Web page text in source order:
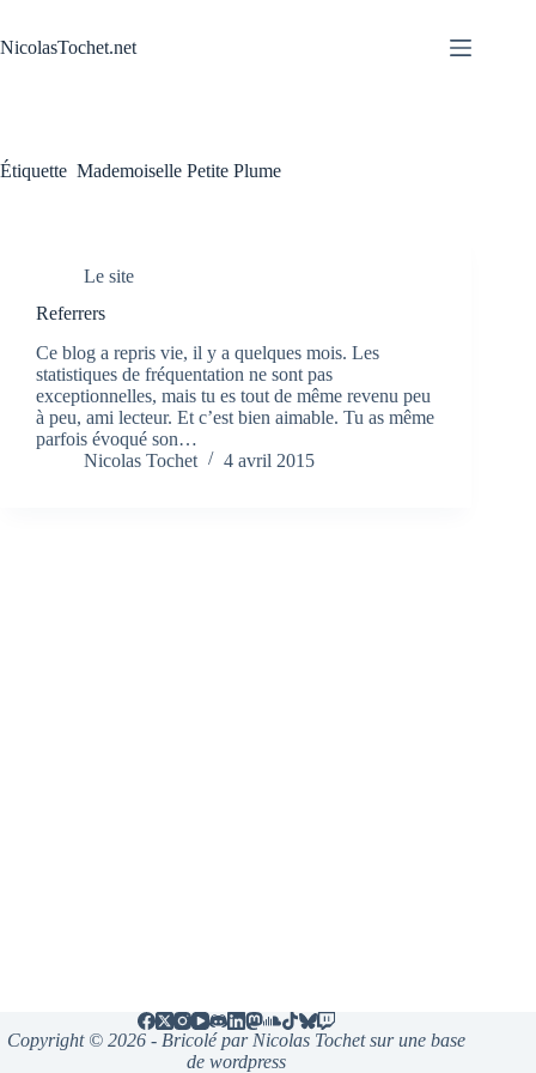
contenu
NicolasTochet.net
Étiquette Mademoiselle Petite Plume
Le site
Referrers
Ce blog a repris vie, il y a quelques mois. Les
statistiques de fréquentation ne sont pas
exceptionnelles, mais tu es tout de même revenu peu
à peu, ami lecteur. Et c’est bien aimable. Tu as même
parfois évoqué son…
Nicolas Tochet
4 avril 2015
Copyright © 2026 - Bricolé par Nicolas Tochet sur une base
de wordpress